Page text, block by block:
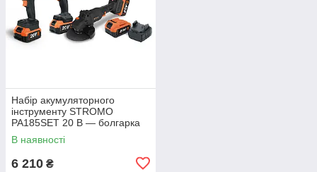
Набір акумуляторного
інструменту STROMO
PA185SET 20 В — болгарка
125 мм, гайковерт 650 Нм,
шурупокрут, 3 АКБ 4 А·год, 2
В наявності
6 210 ₴